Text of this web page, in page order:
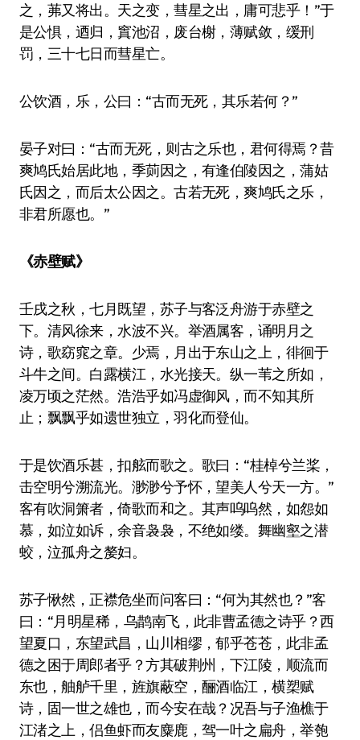
之，茀又将出。天之变，彗星之出，庸可悲乎！”于
是公惧，迺归，窴池沼，废台榭，薄赋敛，缓刑
罚，三十七日而彗星亡。
公饮酒，乐，公曰：“古而无死，其乐若何？”
晏子对曰：“古而无死，则古之乐也，君何得焉？昔
爽鸠氏始居此地，季荝因之，有逢伯陵因之，蒲姑
氏因之，而后太公因之。古若无死，爽鸠氏之乐，
非君所愿也。”
《赤壁赋》
壬戌之秋，七月既望，苏子与客泛舟游于赤壁之
下。清风徐来，水波不兴。举酒属客，诵明月之
诗，歌窈窕之章。少焉，月出于东山之上，徘徊于
斗牛之间。白露横江，水光接天。纵一苇之所如，
凌万顷之茫然。浩浩乎如冯虚御风，而不知其所
止；飘飘乎如遗世独立，羽化而登仙。
于是饮酒乐甚，扣舷而歌之。歌曰：“桂棹兮兰桨，
击空明兮溯流光。渺渺兮予怀，望美人兮天一方。”
客有吹洞箫者，倚歌而和之。其声呜呜然，如怨如
慕，如泣如诉，余音袅袅，不绝如缕。舞幽壑之潜
蛟，泣孤舟之嫠妇。
苏子愀然，正襟危坐而问客曰：“何为其然也？”客
曰：“月明星稀，乌鹊南飞，此非曹孟德之诗乎？西
望夏口，东望武昌，山川相缪，郁乎苍苍，此非孟
德之困于周郎者乎？方其破荆州，下江陵，顺流而
东也，舳舻千里，旌旗蔽空，酾酒临江，横槊赋
诗，固一世之雄也，而今安在哉？况吾与子渔樵于
江渚之上，侣鱼虾而友麋鹿，驾一叶之扁舟，举匏